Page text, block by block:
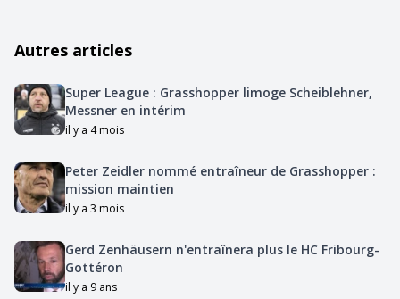
Autres articles
Super League : Grasshopper limoge Scheiblehner,
Messner en intérim
il y a 4 mois
Peter Zeidler nommé entraîneur de Grasshopper :
mission maintien
il y a 3 mois
Gerd Zenhäusern n'entraînera plus le HC Fribourg-
Gottéron
il y a 9 ans